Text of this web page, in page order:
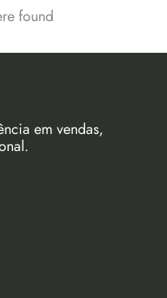
found
em vendas,